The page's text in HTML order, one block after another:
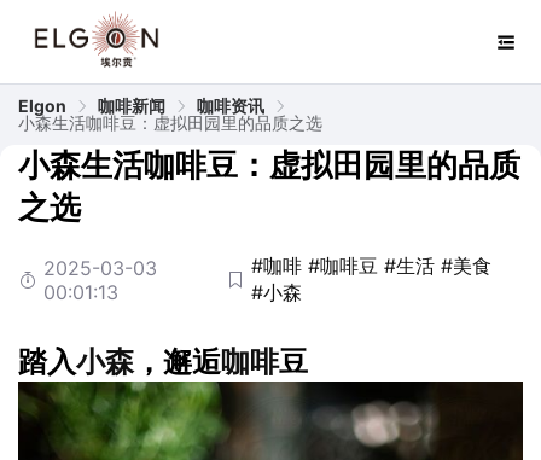
Elgon 咖啡新闻
咖啡资讯
小森生活咖啡豆：虚拟田园里的品质之选
小森生活咖啡豆：虚拟田园里的品质
之选
2025-03-03
00:01:13
#咖啡 #咖啡豆 #生活 #美食
#小森
踏入小森，邂逅咖啡豆